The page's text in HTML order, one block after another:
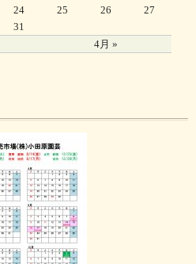
4月 »
24 25 26
27
31